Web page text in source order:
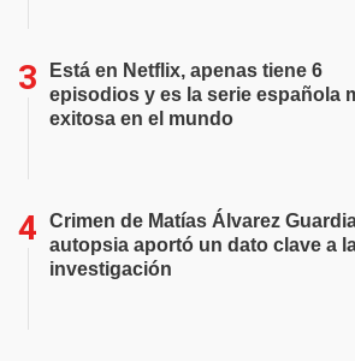
Está en Netflix, apenas tiene 6
episodios y es la serie española
exitosa en el mundo
Crimen de Matías Álvarez
autopsia aportó un dato clave a
investigación